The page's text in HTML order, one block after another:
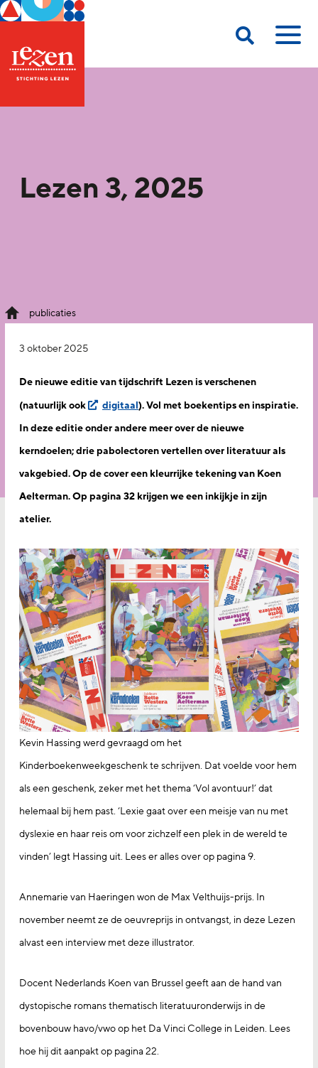
Lezen 3, 2025
publicaties
3 oktober 2025
De nieuwe editie van tijdschrift Lezen is verschenen
(natuurlijk ook
digitaal). Vol met boekentips en inspiratie.
In deze editie onder andere meer over de nieuwe
kerndoelen; drie pabolectoren vertellen over literatuur als
vakgebied. Op de cover een kleurrijke tekening van Koen
Aelterman. Op pagina 32 krijgen we een inkijkje in zijn
atelier.
Kevin Hassing werd gevraagd om het
Kinderboekenweekgeschenk te schrijven. Dat voelde voor hem
als een geschenk, zeker met het thema ‘Vol avontuur!’ dat
helemaal bij hem past. ‘Lexie gaat over een meisje van nu met
dyslexie en haar reis om voor zichzelf een plek in de wereld te
vinden’ legt Hassing uit. Lees er alles over op pagina 9.
Annemarie van Haeringen won de Max Velthuijs-prijs. In
november neemt ze de oeuvreprijs in ontvangst, in deze Lezen
alvast een interview met deze illustrator.
Docent Nederlands Koen van Brussel geeft aan de hand van
dystopische romans thematisch literatuuronderwijs in de
bovenbouw havo/vwo op het Da Vinci College in Leiden. Lees
hoe hij dit aanpakt op pagina 22.